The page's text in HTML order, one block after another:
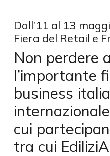
Dall’11 al 13
Fiera del Retail e
Non perdere
l’importante
business
cui
tra cui